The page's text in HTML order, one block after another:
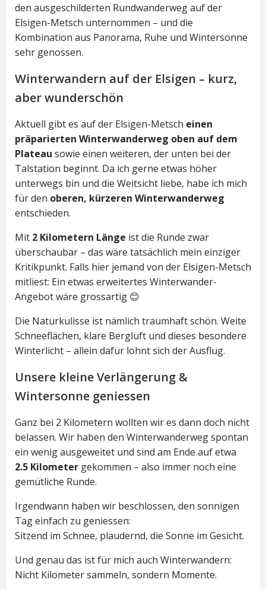
den ausgeschilderten Rundwanderweg auf der
Elsigen-Metsch unternommen – und die
Kombination aus Panorama, Ruhe und Wintersonne
sehr genossen.
Winterwandern auf der Elsigen – kurz,
aber wunderschön
Aktuell gibt es auf der Elsigen-Metsch einen
präparierten Winterwanderweg oben auf dem
Plateau sowie einen weiteren, der unten bei der
Talstation beginnt. Da ich gerne etwas höher
unterwegs bin und die Weitsicht liebe, habe ich mich
für den oberen, kürzeren Winterwanderweg
entschieden.
Mit 2 Kilometern Länge ist die Runde zwar
überschaubar – das wäre tatsächlich mein einziger
Kritikpunkt. Falls hier jemand von der Elsigen-Metsch
mitliest: Ein etwas erweitertes Winterwander-
Angebot wäre grossartig 😊
Die Naturkulisse ist nämlich traumhaft schön. Weite
Schneeflächen, klare Bergluft und dieses besondere
Winterlicht – allein dafür lohnt sich der Ausflug.
Unsere kleine Verlängerung &
Wintersonne geniessen
Ganz bei 2 Kilometern wollten wir es dann doch nicht
belassen. Wir haben den Winterwanderweg spontan
ein wenig ausgeweitet und sind am Ende auf etwa
2.5 Kilometer gekommen – also immer noch eine
gemütliche Runde.
Irgendwann haben wir beschlossen, den sonnigen
Tag einfach zu geniessen:
Sitzend im Schnee, plaudernd, die Sonne im Gesicht.
Und genau das ist für mich auch Winterwandern:
Nicht Kilometer sammeln, sondern Momente.